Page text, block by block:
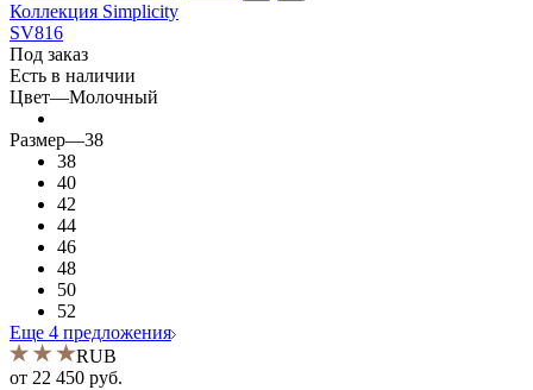
Коллекция Simplicity
SV816
Под заказ
Есть в наличии
Цвет—Молочный
Размер—38
38
40
42
44
46
48
50
52
Еще 4 предложения
RUB
от 22 450 руб.